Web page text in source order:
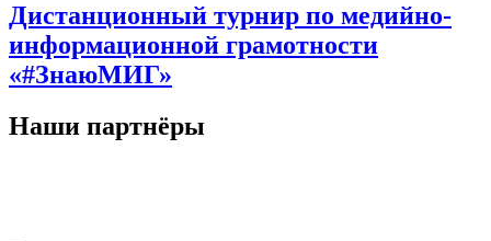
Дистанционный турнир по медийно-
информационной грамотности
«#ЗнаюМИГ»
Наши партнёры